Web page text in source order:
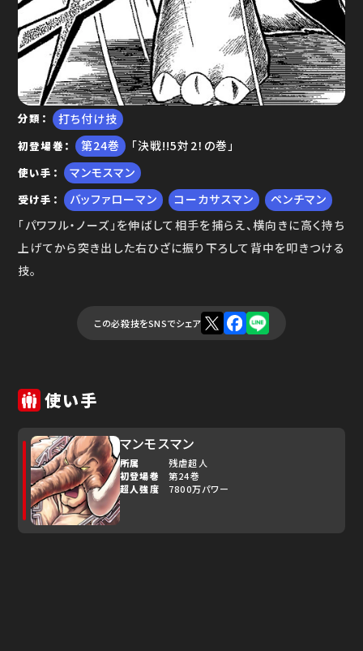
分類 打ち付け技
初登場巻 24 「決戦!!5対2！の巻」
使い手 マンモスマン
受け手 バッファローマン コーカサスマン
ペンチマン
「パワフル・ノーズ」を伸ばして相手を捕らえ、横向きに高く持ち
上げてから突き出した右ひざに振り下ろして背中を叩きつける
技。
この必殺技をSNSでシェア
使い手
マンモスマン
所属
残虐超人
初登場巻
第24巻
超人強度
7800万パワー